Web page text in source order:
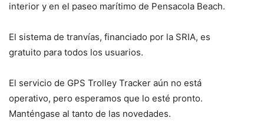
interior y en el paseo marítimo de Pensacola Beach.
El sistema de tranvías, financiado por la SRIA, es
gratuito para todos los usuarios.
El servicio de GPS Trolley Tracker aún no está
operativo, pero esperamos que lo esté pronto.
Manténgase al tanto de las novedades.